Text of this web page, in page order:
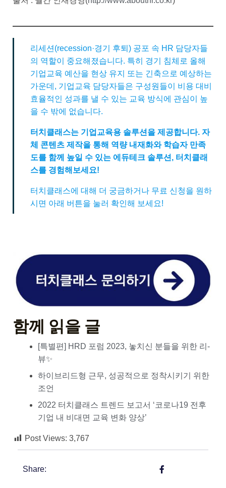
리세션(recession·경기 후퇴) 공포 속 HR 담당자들
의 역할이 중요해졌습니다. 특히 경기 침체로 올해
기업교육 예산을 현상 유지 또는 긴축으로 예상하는
가운데, 기업교육 담당자들은 구성원들이 비용 대비
효율적인 성과를 낼 수 있는 교육 방식에 관심이 높
을 수 밖에 없습니다.
터치클래스는 기업교육용 솔루션을 제공합니다. 자
체 콘텐츠 제작을 통해 역량 내재화와 학습자 만족
도를 함께 높일 수 있는 에듀테크 솔루션, 터치클래
스를 경험해보세요!
터치클래스에 대해 더 궁금하거나 무료 신청을 원하
시면 아래 버튼을 눌러 확인해 보세요!
함께 읽을 글
[특별편] HRD 포럼 2023, 놓치신 분들을 위한 리-
뷰✨
하이브리드형 근무, 성공적으로 정착시키기 위한
조언
2022 터치클래스 트렌드 보고서 ‘코로나19 전후
기업 내 비대면 교육 변화 양상’
Post Views: 3,767
Share: